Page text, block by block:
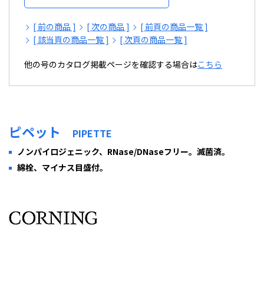
[ 前の商品 ] [ 次の商品 ]
[ 前頁の商品一覧 ]
[ 該当頁の商品一覧 ]
[ 次頁の商品一覧 ]
他の号のカタログ掲載ページを確認する場合はこちら
ピペット PIPETTE
ノンパイロジェニック、RNase/DNaseフリー。滅菌済。
綿栓、マイナス目盛付。